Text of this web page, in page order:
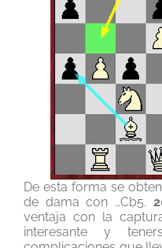
De esta forma se
de dama con …Cb5.
ventaja con la
interesante y